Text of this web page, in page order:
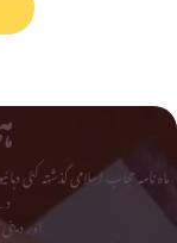
ماہ نامہ حجاب اسلامی گذشتہ
اور